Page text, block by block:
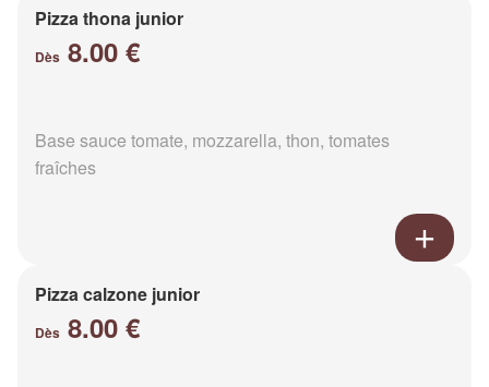
Pizza thona junior
Dès 8.00 €
Base sauce tomate, mozzarella, thon, tomates
fraîches
Pizza calzone junior
Dès 8.00 €